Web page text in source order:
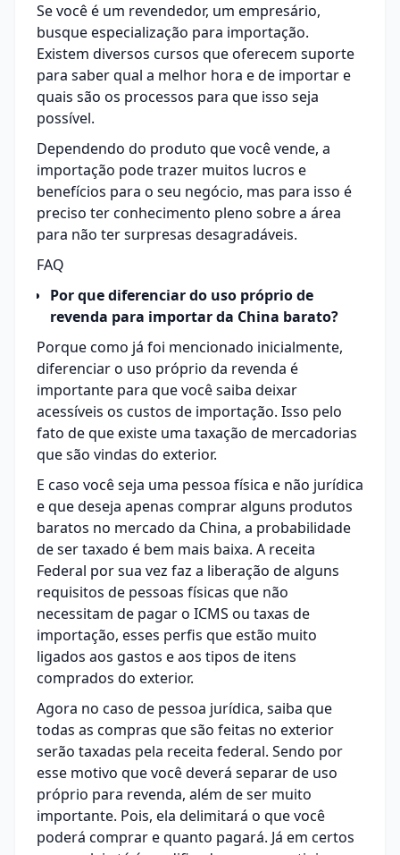
Se você é um revendedor, um empresário,
busque especialização para importação.
Existem diversos cursos que oferecem suporte
para saber qual a melhor hora e de importar e
quais são os processos para que isso seja
possível.
Dependendo do produto que você vende, a
importação pode trazer muitos lucros e
benefícios para o seu negócio, mas para isso é
preciso ter conhecimento pleno sobre a área
para não ter surpresas desagradáveis.
FAQ
Por que diferenciar do uso próprio de
revenda para importar da China barato?
Porque como já foi mencionado inicialmente,
diferenciar o uso próprio da revenda é
importante para que você saiba deixar
acessíveis os custos de importação. Isso pelo
fato de que existe uma taxação de mercadorias
que são vindas do exterior.
E caso você seja uma pessoa física e não jurídica
e que deseja apenas comprar alguns produtos
baratos no mercado da China, a probabilidade
de ser taxado é bem mais baixa. A receita
Federal por sua vez faz a liberação de alguns
requisitos de pessoas físicas que não
necessitam de pagar o ICMS ou taxas de
importação, esses perfis que estão muito
ligados aos gastos e aos tipos de itens
comprados do exterior.
Agora no caso de pessoa jurídica, saiba que
todas as compras que são feitas no exterior
serão taxadas pela receita federal. Sendo por
esse motivo que você deverá separar de uso
próprio para revenda, além de ser muito
importante. Pois, ela delimitará o que você
poderá comprar e quanto pagará. Já em certos